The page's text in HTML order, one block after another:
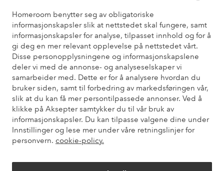
Homeroom benytter seg av obligatoriske
informasjonskapsler slik at nettstedet skal fungere, samt
informasjonskapsler for analyse, tilpasset innhold og for å
gi deg en mer relevant opplevelse på nettstedet vårt.
Disse personopplysningene og informasjonskapslene
deler vi med de annonse- og analyseselskaper vi
samarbeider med. Dette er for å analysere hvordan du
bruker siden, samt til forbedring av markedsføringen vår,
slik at du kan få mer persontilpassede annonser. Ved å
klikke på Aksepter samtykker du til vår bruk av
informasjonskapsler. Du kan tilpasse valgene dine under
Innstillinger og lese mer under våre retningslinjer for
personvern. cookie-policy.
Venner
Sikre betalinger
Vil du vite mer om våre betalingsalternativer?
elpy